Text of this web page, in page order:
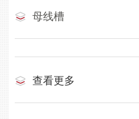
母线槽
查看更多